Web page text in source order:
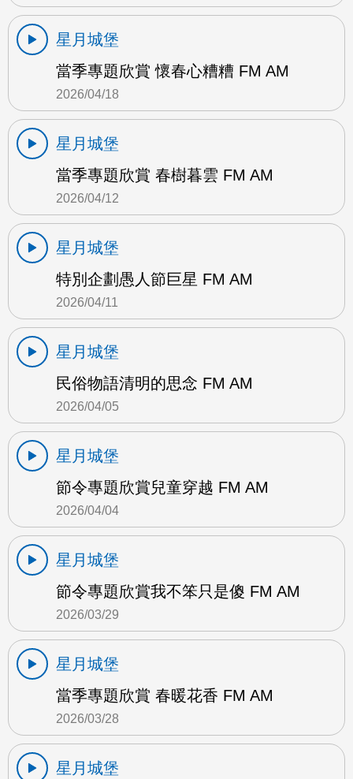
星月城堡
當季專題欣賞 懷春心糟糟 FM AM
2026/04/18
星月城堡
當季專題欣賞 春樹暮雲 FM AM
2026/04/12
星月城堡
特別企劃愚人節巨星 FM AM
2026/04/11
星月城堡
民俗物語清明的思念 FM AM
2026/04/05
星月城堡
節令專題欣賞兒童穿越 FM AM
2026/04/04
星月城堡
節令專題欣賞我不笨只是傻 FM AM
2026/03/29
星月城堡
當季專題欣賞 春暖花香 FM AM
2026/03/28
星月城堡